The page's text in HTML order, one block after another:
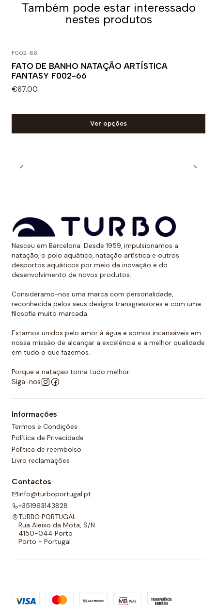
Também pode estar interessado
nestes produtos
F002-66
FATO DE BANHO NATAÇÃO ARTÍSTICA
FANTASY F002-66
€67,00
Ver opções
Nasceu em Barcelona. Desde 1959, impulsionamos a
natação, o polo aquático, natação artística e outros
desportos aquáticos por meio da inovação e do
desenvolvimento de novos produtos.
Consideramo-nos uma marca com personalidade,
reconhecida pelos seus designs transgressores e com uma
filosofia muito marcada.
Estamos unidos pelo amor à água e somos incansáveis em
nossa missão de alcançar a excelência e a melhor qualidade
em tudo o que fazemos.
Porque a natação torna tudo melhor.
Siga-nos
Informações
Termos e Condições
Política de Privacidade
Política de reembolso
Livro reclamações
Contactos
info@turboportugal.pt
+351963143828
TURBO PORTUGAL
Rua Aleixo da Mota, S/N
4150-044 Porto
Porto - Portugal